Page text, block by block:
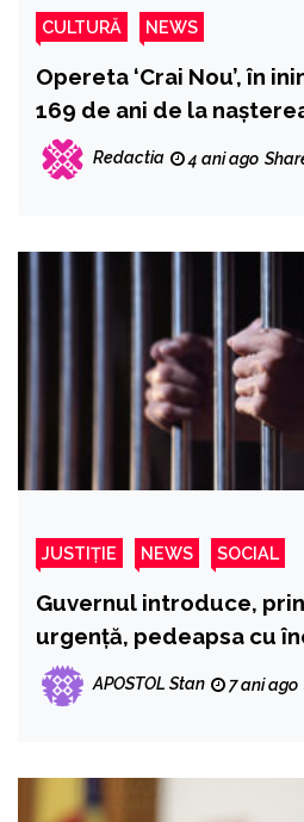
CULTURĂ NEWS
Opereta ‘Crai Nou’, în
169 de ani de la
Porumbescu
Redactia 4 ani ago
JUSTIȚIE NEWS SOCIAL
Guvernul introduce,
urgență, pedeapsa cu
viață
APOSTOL Stan 7 ani ago